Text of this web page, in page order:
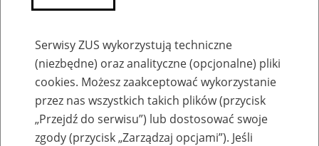
Szkolenia
Serwisy ZUS wykorzystują techniczne
(niezbędne) oraz analityczne (opcjonalne) pliki
cookies. Możesz zaakceptować wykorzystanie
przez nas wszystkich takich plików (przycisk
„Przejdź do serwisu”) lub dostosować swoje
zgody (przycisk „Zarządzaj opcjami”). Jeśli